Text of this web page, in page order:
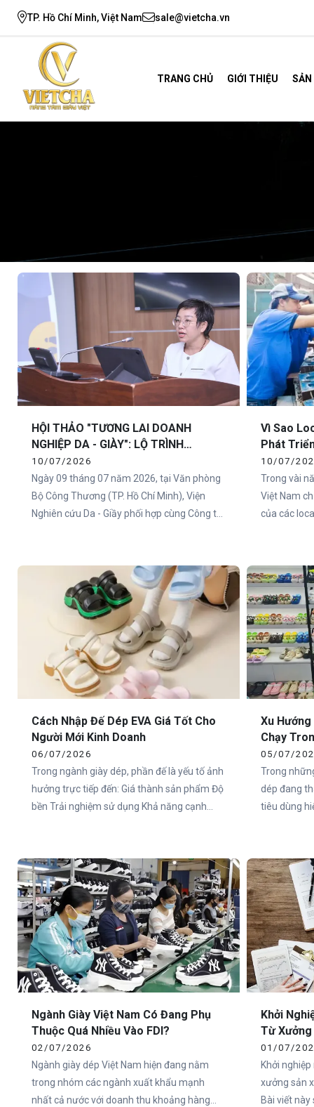
TP. Hồ Chí Minh, Việt Nam sale@vietcha.vn
TRANG CHỦ GIỚI THIỆU
HỘI THẢO "TƯƠNG LAI DOANH
NGHIỆP DA - GIÀY": LỘ TRÌNH
CHUYỂN ĐỔI SANG NHÀ MÁY THÔNG
MINH ĐỂ NÂNG CAO NĂNG SUẤT VÀ
TỐI ƯU CHI PHÍ
10/07/2026
Ngày 09 tháng 07 năm 2026, tại Văn phòng
Bộ Công Thương (TP. Hồ Chí Minh), Viện
Nghiên cứu Da - Giầy phối hợp cùng Công ty
"Tương lai doanh nghiệp Da - Giày: Nâng cao
năng suất - Giảm giá thành sản phẩm". Sự
kiện đã mở ra một diễn đàn công nghệ thực
chiến, mang đến những giải pháp đột phá hỗ
trợ các doanh nghiệp footwear nội địa bứt
phá năng lực cạnh tranh trong kỷ nguyên số.
Vì Sao
Phát
10/07/
Trong vài
Việt Nam
của các
xuất hiện
trẻ.
Cách Nhập Đế Dép EVA Giá Tốt Cho
Người Mới Kinh Doanh
06/07/2026
Trong ngành giày dép, phần đế là yếu tố ảnh
hưởng trực tiếp đến: Giá thành sản phẩm Độ
bền Trải nghiệm sử dụng Khả năng cạnh
phù hợp sẽ giúp startup hoặc shop online:
Tối ưu vốn đầu tư Dễ phát triển sản phẩm
Giảm rủi ro tồn kho Tăng tốc độ bán hàng
Tuy nhiên, nhiều người mới bắt đầu thường
gặp khó khăn trong việc: Tìm nguồn đế giá
tốt Kiểm tra chất lượng Chọn mẫu phù hợp
Nhập hàng an toàn Dưới đây là những kinh
nghiệm quan trọng giúp bạn nhập đế dép
Xu
Chạy
05/07/
Trong
dép đang
tiêu dùng
Trải nghiệm sử dụng
dòng dép
trở thành
Ngành Giày Việt Nam Có Đang Phụ
Thuộc Quá Nhiều Vào FDI?
02/07/2026
Ngành giày dép Việt Nam hiện đang nằm
trong nhóm các ngành xuất khẩu mạnh
nhất cả nước với doanh thu khoảng hàng
Khởi
Từ
01/07/
Khởi
xưởng sản
Bài viết